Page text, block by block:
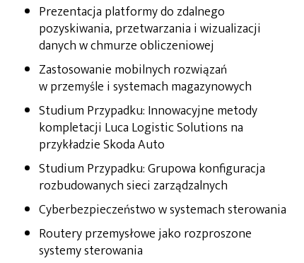
Prezentacja platformy do zdalnego
pozyskiwania, przetwarzania i wizualizacji
danych w chmurze obliczeniowej
Zastosowanie mobilnych rozwiązań
w przemyśle i systemach magazynowych
Studium Przypadku: Innowacyjne metody
kompletacji Luca Logistic Solutions na
przykładzie Skoda Auto
Studium Przypadku: Grupowa konfiguracja
rozbudowanych sieci zarządzalnych
Cyberbezpieczeństwo w systemach sterowania
Routery przemysłowe jako rozproszone
systemy sterowania